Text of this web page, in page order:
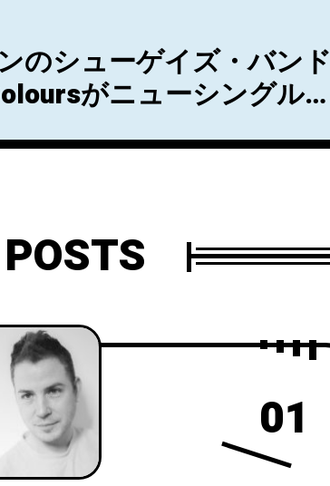
のシューゲイズ・バンド
がニューシングル
01